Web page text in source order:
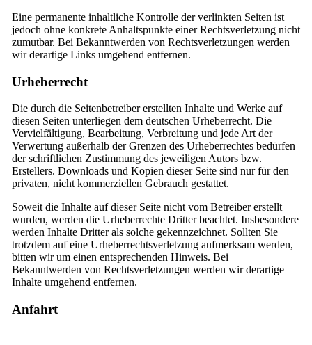
Eine permanente inhaltliche Kontrolle der verlinkten Seiten ist
jedoch ohne konkrete Anhaltspunkte einer Rechtsverletzung nicht
zumutbar. Bei Bekanntwerden von Rechtsverletzungen werden
wir derartige Links umgehend entfernen.
Urheberrecht
Die durch die Seitenbetreiber erstellten Inhalte und Werke auf
diesen Seiten unterliegen dem deutschen Urheberrecht. Die
Vervielfältigung, Bearbeitung, Verbreitung und jede Art der
Verwertung außerhalb der Grenzen des Urheberrechtes bedürfen
der schriftlichen Zustimmung des jeweiligen Autors bzw.
Erstellers. Downloads und Kopien dieser Seite sind nur für den
privaten, nicht kommerziellen Gebrauch gestattet.
Soweit die Inhalte auf dieser Seite nicht vom Betreiber erstellt
wurden, werden die Urheberrechte Dritter beachtet. Insbesondere
werden Inhalte Dritter als solche gekennzeichnet. Sollten Sie
trotzdem auf eine Urheberrechtsverletzung aufmerksam werden,
bitten wir um einen entsprechenden Hinweis. Bei
Bekanntwerden von Rechtsverletzungen werden wir derartige
Inhalte umgehend entfernen.
Anfahrt